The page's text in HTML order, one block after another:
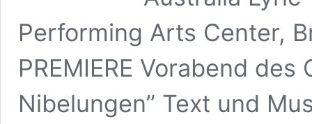
Performing Arts Center,
PREMIERE Vorabend
Nibelungen” Text und